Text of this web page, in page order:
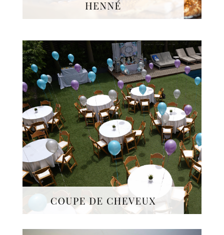
Nous organisons lacoupe
de cheveuxde votre
enfant en Israël, à son
3ème anniversaire, année
charnière dans son
éducation juive.
Rafraîchissements & petits
gâteaux sont au menu de
ce bel événement.